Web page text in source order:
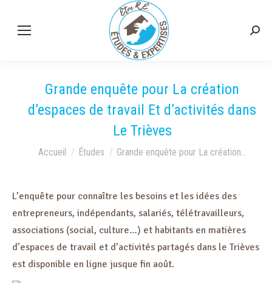
Grande enquête pour La création
d’espaces de travail Et d’activités dans
Le Trièves
Vous êtes ici :
Accueil Études Grande enquête pour La création…
L’enquête pour connaître les besoins et les idées des
entrepreneurs, indépendants, salariés, télétravailleurs,
associations (social, culture…) et habitants en matières
d’espaces de travail et d’activités partagés dans le Trièves
est disponible en ligne jusque fin août.